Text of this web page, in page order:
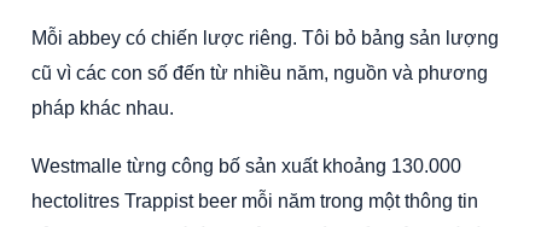
Mỗi abbey có chiến lược riêng. Tôi bỏ bảng sản lượng
cũ vì các con số đến từ nhiều năm, nguồn và phương
pháp khác nhau.
Westmalle từng công bố sản xuất khoảng 130.000
hectolitres Trappist beer mỗi năm trong một thông tin